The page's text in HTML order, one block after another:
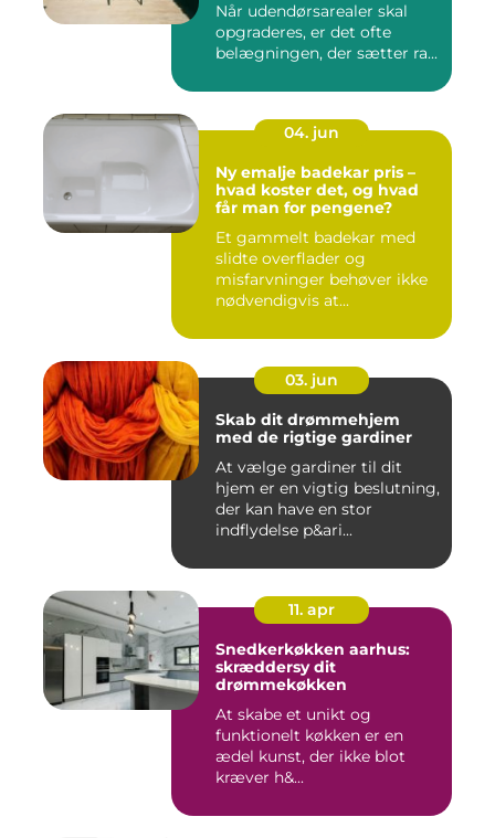
Når udendørsarealer skal
opgraderes, er det ofte
belægningen, der sætter ra...
04. jun
Ny emalje badekar pris –
hvad koster det, og hvad
får man for pengene?
Et gammelt badekar med
slidte overflader og
misfarvninger behøver ikke
nødvendigvis at...
03. jun
Skab dit drømmehjem
med de rigtige gardiner
At vælge gardiner til dit
hjem er en vigtig beslutning,
der kan have en stor
indflydelse p&ari...
11. apr
Snedkerkøkken aarhus:
skræddersy dit
drømmekøkken
At skabe et unikt og
funktionelt køkken er en
ædel kunst, der ikke blot
kræver h&...